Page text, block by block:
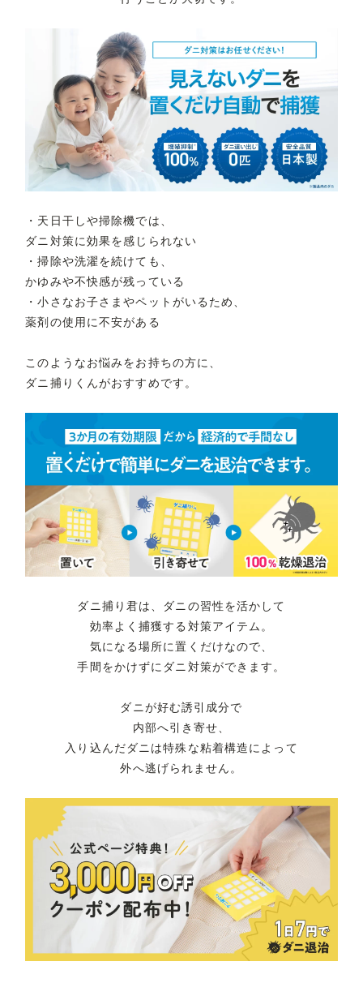
・天日干しや掃除機では、
ダニ対策に効果を感じられない
・掃除や洗濯を続けても、
かゆみや不快感が残っている
・小さなお子さまやペットがいるため、
薬剤の使用に不安がある
このようなお悩みをお持ちの方に、
ダニ捕りくんがおすすめです。
ダニ捕り君は、ダニの習性を活かして
効率よく捕獲する対策アイテム。
気になる場所に置くだけなので、
手間をかけずにダニ対策ができます。
ダニが好む誘引成分で
内部へ引き寄せ、
入り込んだダニは特殊な粘着構造によって
外へ逃げられません。